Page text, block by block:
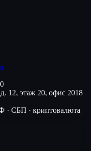
12, этаж 20, офис 2018
· СБП · криптовалюта